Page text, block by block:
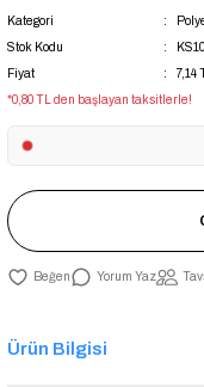
Kategori
Stok Kodu
Fiyat
7,14
*0,80 TL den başlayan taksitlerle!
Yorum Yaz
Ürün Bilgisi